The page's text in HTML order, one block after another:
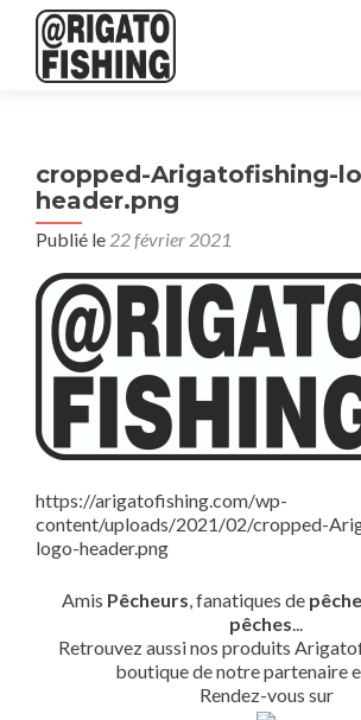
cropped-Arigatofishing-
header.png
Publié le 22 février 2021
https://arigatofishing.com/wp-
content/uploads/2021/02/cropped-
logo-header.png
Amis Pêcheurs, fanatiques de pêche
pêches...
Retrouvez aussi nos produits
boutique de notre partenaire
Rendez-vous sur